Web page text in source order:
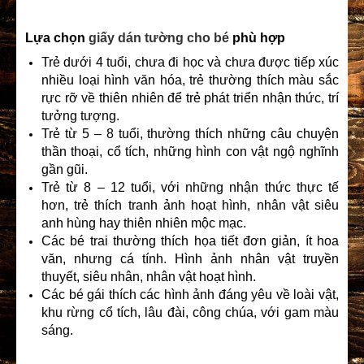
Lựa chọn giấy dán tường cho bé phù hợp
Trẻ dưới 4 tuổi, chưa đi học và chưa được tiếp xúc
nhiều loại hình văn hóa, trẻ thường thích màu sắc
rực rỡ về thiên nhiên để trẻ phát triển nhận thức, trí
tưởng tượng.
Trẻ từ 5 – 8 tuổi, thường thích những câu chuyện
thần thoại, cổ tích, những hình con vật ngộ nghĩnh
gần gũi.
Trẻ từ 8 – 12 tuổi, với những nhận thức thực tế
hơn, trẻ thích tranh ảnh hoạt hình, nhân vật siêu
anh hùng hay thiên nhiên mộc mạc.
Các bé trai thường thích họa tiết đơn giản, ít hoa
văn, nhưng cá tính. Hình ảnh nhân vật truyền
thuyết, siêu nhân, nhân vật hoạt hình.
Các bé gái thích các hình ảnh đáng yêu về loài vật,
khu rừng cổ tích, lâu đài, công chúa, với gam màu
sáng.